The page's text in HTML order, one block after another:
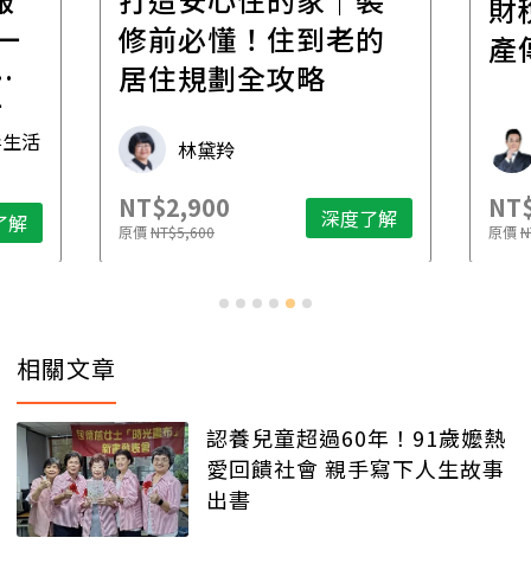
活
解
修前必懂！住到老的
居住規劃全攻略
林黛羚
NT$2,900
原價NT$5,600 深度了解
財
產
原價
相關文章
認養兒童超過60年！91歲嬤熱
愛回饋社會 親手寫下人生故事
出書